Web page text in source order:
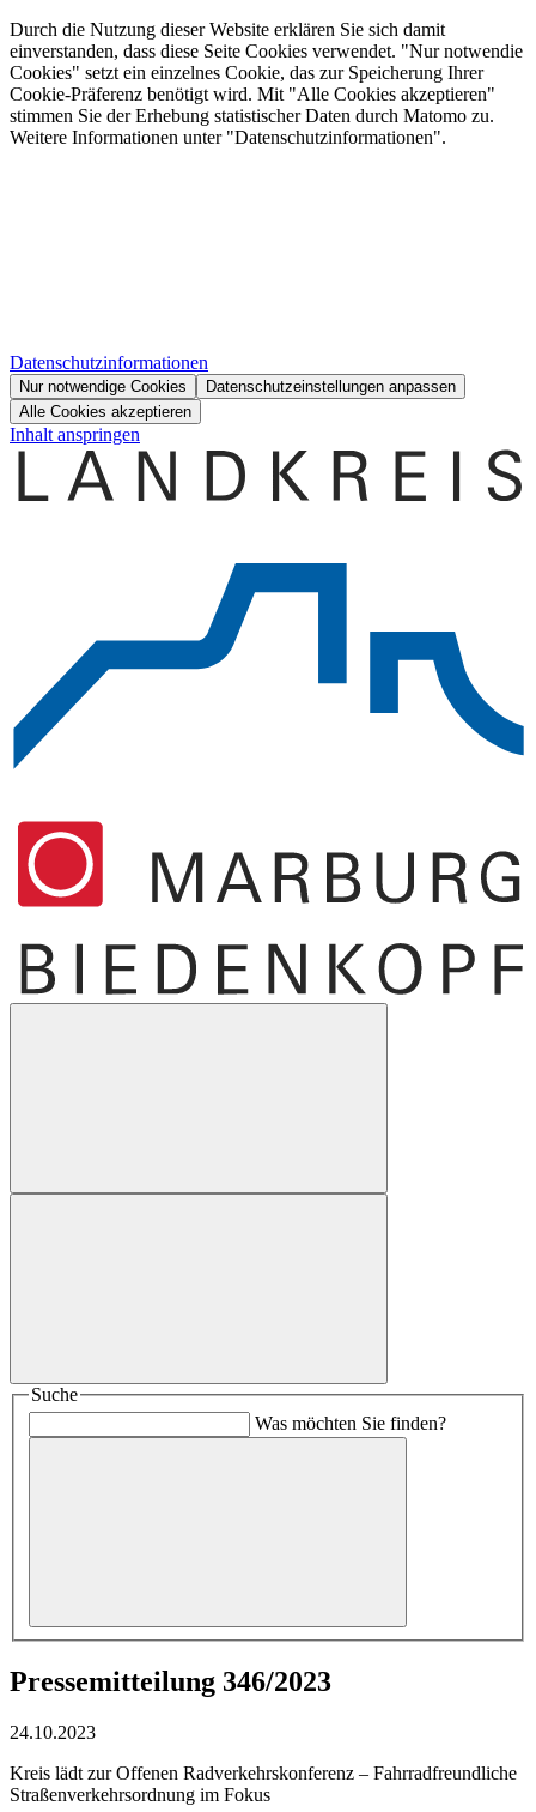
Durch die Nutzung dieser Website erklären Sie sich damit
einverstanden, dass diese Seite Cookies verwendet. "Nur notwendie
Cookies" setzt ein einzelnes Cookie, das zur Speicherung Ihrer
Cookie-Präferenz benötigt wird. Mit "Alle Cookies akzeptieren"
stimmen Sie der Erhebung statistischer Daten durch Matomo zu.
Weitere Informationen unter "Datenschutzinformationen".
Datenschutzinformationen
Nur notwendige Cookies
Datenschutzeinstellungen anpassen
Alle Cookies akzeptieren
Inhalt anspringen
Suche
Was möchten Sie finden?
Pressemitteilung 346/2023
24.10.2023
Kreis lädt zur Offenen Radverkehrskonferenz – Fahrradfreundliche
Straßenverkehrsordnung im Fokus